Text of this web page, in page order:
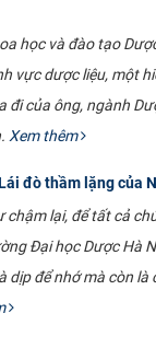
học và đào tạo
vực dược liệu, một
đi của ông, ngành
Xem thêm
đò thầm lặng của
lại, để tất cả
Đại học Dược Hà
dịp để nhớ mà còn